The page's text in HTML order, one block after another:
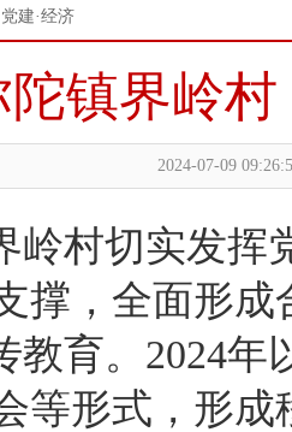
党建·经济
陀镇界岭
2024-07-09
岭村切实发挥
撑，全面形
教育。2024年
等形式，形